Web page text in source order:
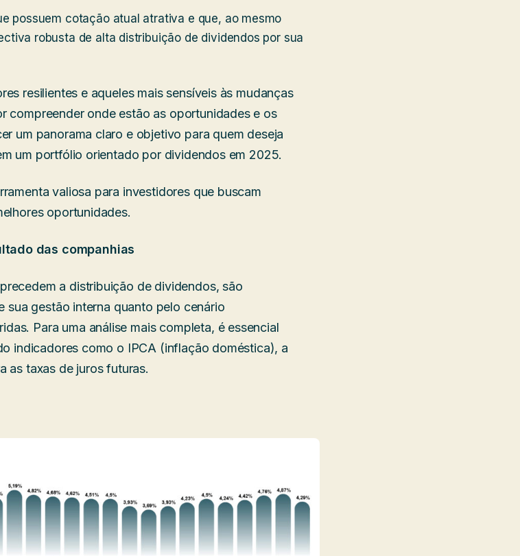
possuem cotação atual atrativa e que, ao mesmo
robusta de alta distribuição de dividendos por sua
resilientes e aqueles mais sensíveis às mudanças
compreender onde estão as oportunidades e os
um panorama claro e objetivo para quem deseja
um portfólio orientado por dividendos em 2025.
valiosa para investidores que buscam
oportunidades.
das companhias
a distribuição de dividendos, são
sua gestão interna quanto pelo cenário
Para uma análise mais completa, é essencial
indicadores como o IPCA (inflação doméstica), a
as taxas de juros futuras.